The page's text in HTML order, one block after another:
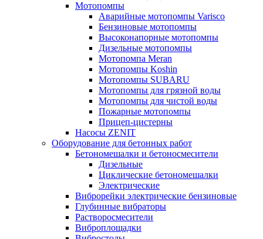
Мотопомпы
Аварийные мотопомпы Varisco
Бензиновые мотопомпы
Высоконапорные мотопомпы
Дизельные мотопомпы
Мотопомпа Meran
Мотопомпы Koshin
Мотопомпы SUBARU
Мотопомпы для грязной воды
Мотопомпы для чистой воды
Пожарные мотопомпы
Прицеп-цистерны
Насосы ZENIT
Оборудование для бетонных работ
Бетономешалки и бетоносмесители
Дизельные
Циклические бетономешалки
Электрические
Виброрейки электрические бензиновые
Глубинные вибраторы
Растворосмесители
Виброплощадки